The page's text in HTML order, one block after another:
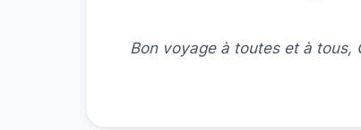
Bon voyage à toutes et à tous,